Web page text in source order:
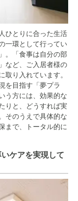
ひとりに合った生活
一環として行ってい
。「食事は自分の部
など、ご入居者様の
り入れています。
を目指す「夢プラ
う方には、効果的な
りと、どうすれば実
そのうえで具体的な
まで、トータル的に
ケアを実現して